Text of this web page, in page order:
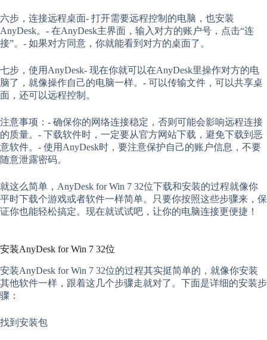
六步，连接远程桌面- 打开需要远程控制的电脑，也安装
AnyDesk。- 在AnyDesk主界面，输入对方的账户号，点击“连
接”。- 如果对方同意，你就能看到对方的桌面了。
七步，使用AnyDesk- 现在你就可以在AnyDesk里操作对方的电
脑了，就像操作自己的电脑一样。- 可以传输文件，可以共享桌
面，还可以远程控制。
注意事项：- 确保你的网络连接稳定，否则可能会影响远程连接
的质量。- 下载软件时，一定要从官方网站下载，避免下载到恶
意软件。- 使用AnyDesk时，要注意保护自己的账户信息，不要
随意泄露密码。
就这么简单，AnyDesk for Win 7 32位下载和安装的过程就像你
平时下载个游戏或者软件一样简单。只要你按照这些步骤来，保
证你也能轻松搞定。现在就试试吧，让你的电脑连接更便捷！
安装AnyDesk for Win 7 32位
安装AnyDesk for Win 7 32位的过程其实挺简单的，就像你安装
其他软件一样，跟着这几个步骤走就对了。下面是详细的安装步
骤：
找到安装包